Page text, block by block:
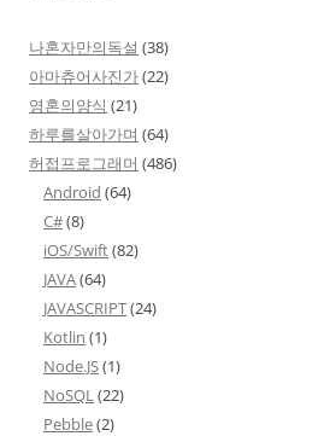
나혼자만의독설 (38)
아마츄어사진가(22)
영혼의양식 (21)
하루를살아가며 (64)
허접프로그래머 (486)
Android (64)
C#(8)
iOS/Swift(82)
JAVA(64)
JAVASCRIPT(24)
Kotlin (1)
Node.JS(1)
NoSQL(22)
Pebble(2)